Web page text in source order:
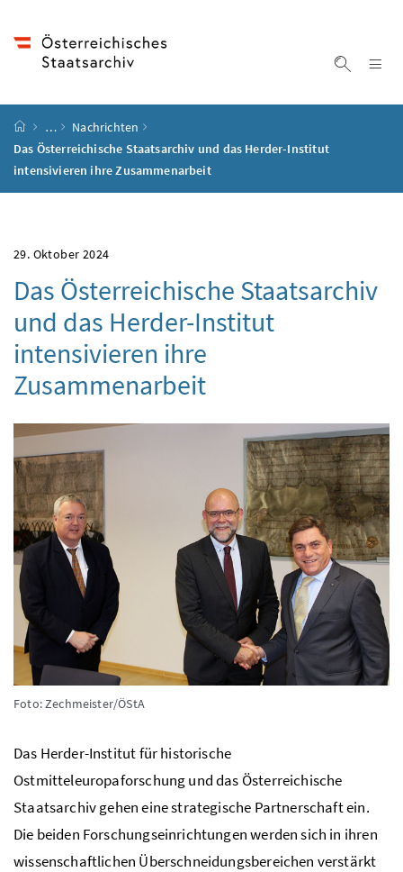
Startseite
…
Nachrichten
Das Österreichische Staatsarchiv und das Herder-Institut
intensivieren ihre Zusammenarbeit
29. Oktober 2024
Das Österreichische Staatsarchiv
und das Herder-Institut
intensivieren ihre
Zusammenarbeit
Foto: Zechmeister/ÖStA
Das Herder-Institut für historische
Ostmitteleuropaforschung und das Österreichische
Staatsarchiv gehen eine strategische Partnerschaft ein.
Die beiden Forschungseinrichtungen werden sich in ihren
wissenschaftlichen Überschneidungsbereichen verstärkt